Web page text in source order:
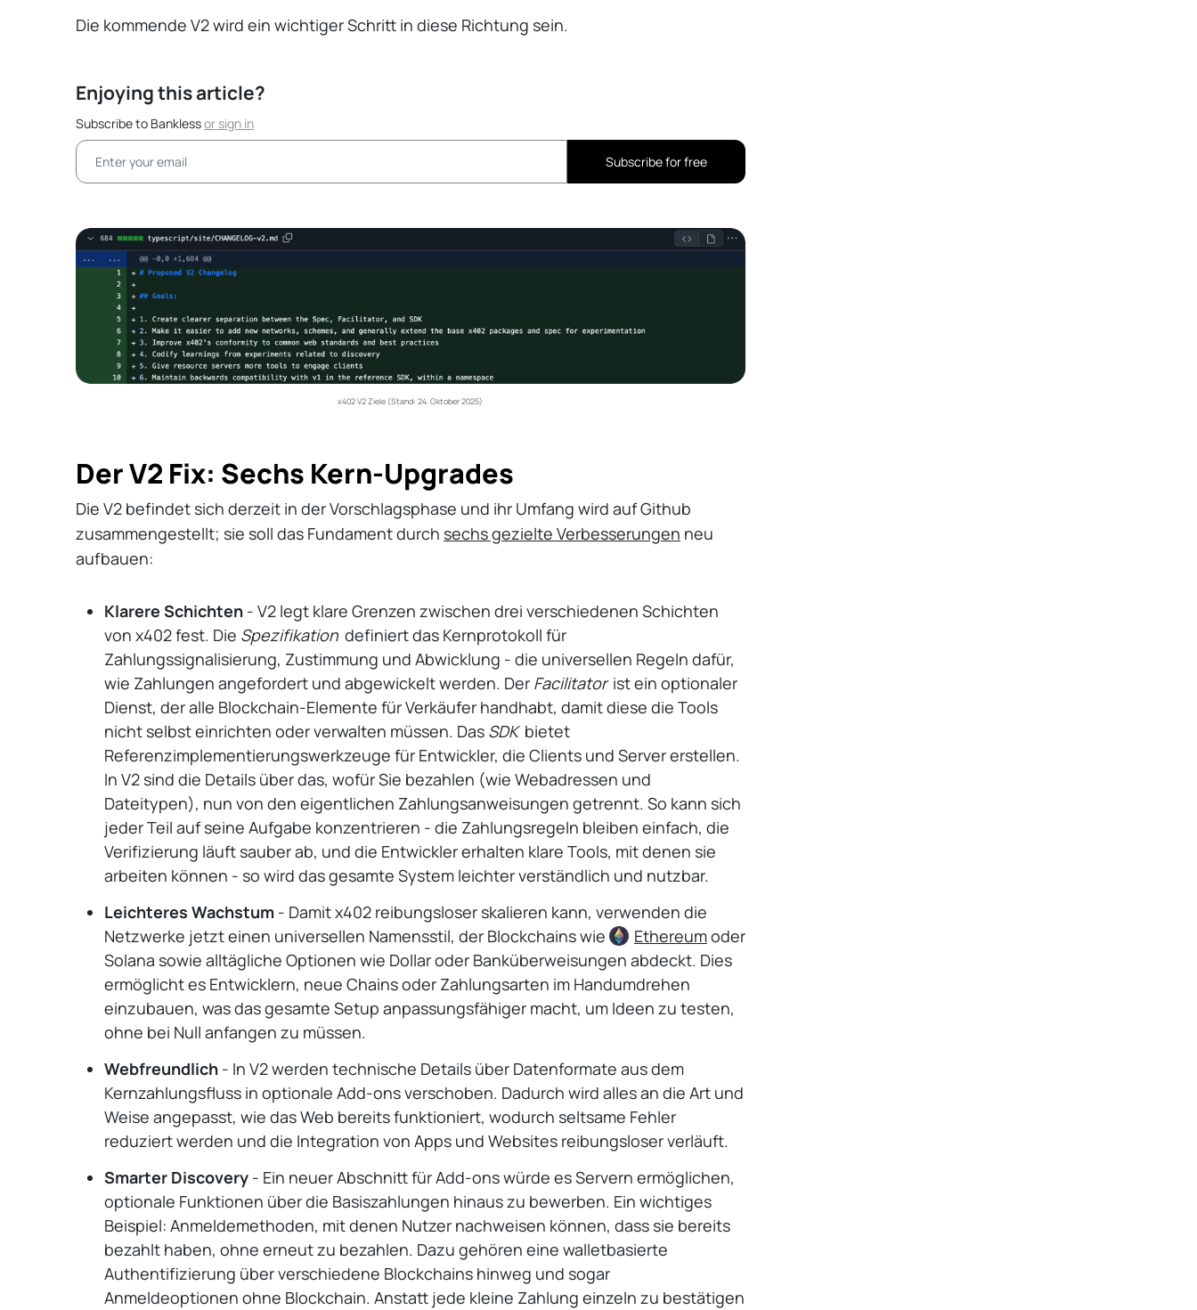
Die kommende V2 wird ein wichtiger Schritt in diese Richtung sein.
Enjoying this article?
Subscribe to Banklessorsign in
Subscribe for free
x402 V2 Ziele (Stand: 24. Oktober 2025)
Der V2 Fix: Sechs Kern-Upgrades
Die V2 befindet sich derzeit in der Vorschlagsphase und ihr Umfang wird auf Github
zusammengestellt; sie soll das Fundament durch sechs gezielte Verbesserungen neu
aufbauen:
Klarere Schichten- V2 legt klare Grenzen zwischen drei verschiedenen Schichten
von x402 fest. Die Spezifikation definiert das Kernprotokoll für
Zahlungssignalisierung, Zustimmung und Abwicklung - die universellen Regeln dafür,
wie Zahlungen angefordert und abgewickelt werden. Der Facilitatorist ein optionaler
Dienst, der alle Blockchain-Elemente für Verkäufer handhabt, damit diese die Tools
nicht selbst einrichten oder verwalten müssen. Das SDK bietet
Referenzimplementierungswerkzeuge für Entwickler, die Clients und Server erstellen.
In V2 sind die Details über das, wofür Sie bezahlen (wie Webadressen und
Dateitypen), nun von den eigentlichen Zahlungsanweisungen getrennt. So kann sich
jeder Teil auf seine Aufgabe konzentrieren - die Zahlungsregeln bleiben einfach, die
Verifizierung läuft sauber ab, und die Entwickler erhalten klare Tools, mit denen sie
arbeiten können - so wird das gesamte System leichter verständlich und nutzbar.
Leichteres Wachstum- Damit x402 reibungsloser skalieren kann, verwenden die
Netzwerke jetzt einen universellen Namensstil, der Blockchains wie
Ethereumoder
Solana sowie alltägliche Optionen wie Dollar oder Banküberweisungen abdeckt. Dies
ermöglicht es Entwicklern, neue Chains oder Zahlungsarten im Handumdrehen
einzubauen, was das gesamte Setup anpassungsfähiger macht, um Ideen zu testen,
ohne bei Null anfangen zu müssen.
Webfreundlich- In V2 werden technische Details über Datenformate aus dem
Kernzahlungsfluss in optionale Add-ons verschoben. Dadurch wird alles an die Art und
Weise angepasst, wie das Web bereits funktioniert, wodurch seltsame Fehler
reduziert werden und die Integration von Apps und Websites reibungsloser verläuft.
Smarter Discovery- Ein neuer Abschnitt für Add-ons würde es Servern ermöglichen,
optionale Funktionen über die Basiszahlungen hinaus zu bewerben. Ein wichtiges
Beispiel: Anmeldemethoden, mit denen Nutzer nachweisen können, dass sie bereits
bezahlt haben, ohne erneut zu bezahlen. Dazu gehören eine walletbasierte
Authentifizierung über verschiedene Blockchains hinweg und sogar
Anmeldeoptionen ohne Blockchain. Anstatt jede kleine Zahlung einzeln zu bestätigen